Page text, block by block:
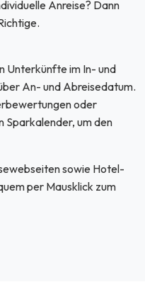
Anreise? Dann
Unterkünfte im In- und
An- und Abreisedatum.
oder
Sparkalender, um den
sowie Hotel-
per Mausklick zum